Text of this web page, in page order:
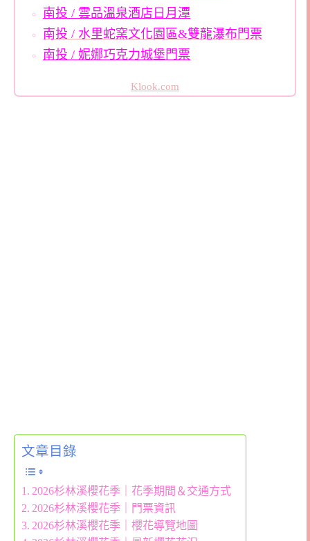
南投 / 雲品溫泉酒店日月潭
南投 / 水里蛇窯文化園區&雙龍瀑布門票
南投 / 妮娜巧克力城堡門票
Klook.com
文章目錄
2026杉林溪櫻花季｜花季期間＆交通方式
2026杉林溪櫻花季｜門票資訊
2026杉林溪櫻花季｜櫻花導覽地圖